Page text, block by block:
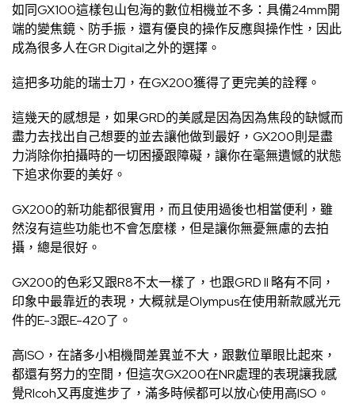
如同GX100這樣包山包海的數位相機並不多：具備24mm開
端的變焦鏡、防手振，還有優良的操作反應與操作性，因此
成為很多人在GR Digital之外的選擇。
這把多功能的瑞士刀，在GX200獲得了更完美的詮釋。
這幾天的感想是，如果GRD的美感是因為因為焦段的缺憾而
盡力去找出自己想要的並去讓他做到最好，GX200則是盡
力消除你拍攝時的一切困擾跟障礙，讓你在毫無遺憾的狀態
下追求你要的美好。
GX200的新功能都很實用，而且使用過後也相當便利，雖
然沒有這些功能也不會怎麼樣，但是讓你無憂無慮的去拍
攝，總是很好。
GX200的色彩又跟R8不太一樣了，也跟GRD II 略有不同，
印象中最靠近的表現，大概就是Olympus在使用新款感光元
件的E-3跟E-420了。
高ISO，在諸多小相機間差異並不大，跟數位單眼比起來，
都還有努力的空間，但這次GX200在NR處理的表現讓我感
覺RIcoh又再度進步了，滿多時候都可以放心使用高ISO。